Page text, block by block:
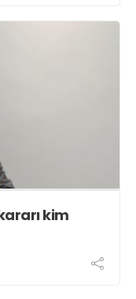
kim